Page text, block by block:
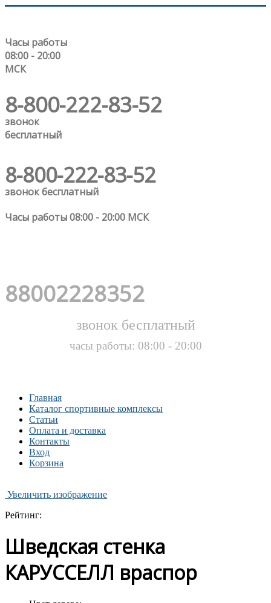
Часы работы
08:00 - 20:00
МСК
8-800-222-83-52
звонок
бесплатный
8-800-222-83-52
звонок бесплатный
Часы работы 08:00 - 20:00 МСК
88002228352
звонок бесплатный
часы работы: 08:00 - 20:00
Главная
Каталог спортивные комплексы
Статьи
Оплата и доставка
Контакты
Вход
Корзина
Увеличить изображение
Рейтинг:
Шведская стенка
КАРУССЕЛЛ враспор